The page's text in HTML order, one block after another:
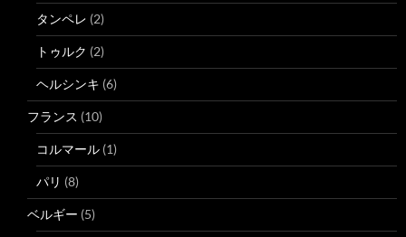
タンペレ (2)
トゥルク (2)
ヘルシンキ (6)
フランス (10)
コルマール (1)
パリ (8)
ベルギー (5)